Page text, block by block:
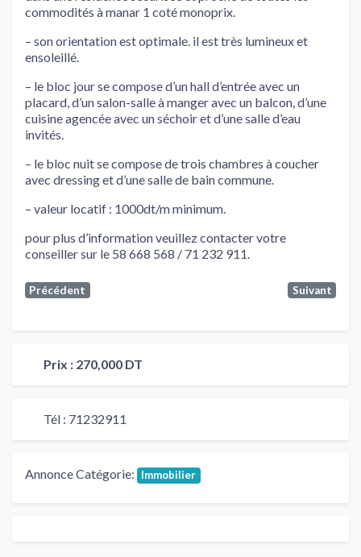
commodités à manar 1 coté monoprix.
– son orientation est optimale. il est très lumineux et
ensoleillé.
– le bloc jour se compose d’un hall d’entrée avec un
placard, d’un salon-salle à manger avec un balcon, d’une
cuisine agencée avec un séchoir et d’une salle d’eau
invités.
– le bloc nuit se compose de trois chambres à coucher
avec dressing et d’une salle de bain commune.
– valeur locatif : 1000dt/m minimum.
pour plus d’information veuillez contacter votre
conseiller sur le 58 668 568 / 71 232 911.
Précédent Suivant
Prix : 270,000 DT
Tél : 71232911
Annonce Catégorie: Immobilier